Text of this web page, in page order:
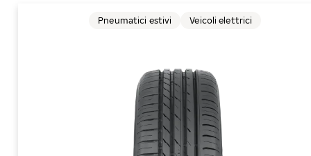
Pneumatici estivi Veicoli elettrici